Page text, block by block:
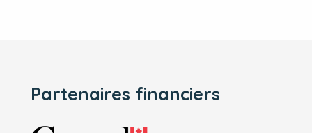
Partenaires financiers